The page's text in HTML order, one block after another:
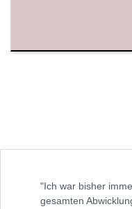
"Ich war bisher
gesamten